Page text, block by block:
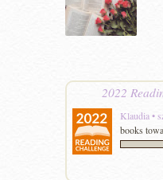
2022
Klaudia •
books